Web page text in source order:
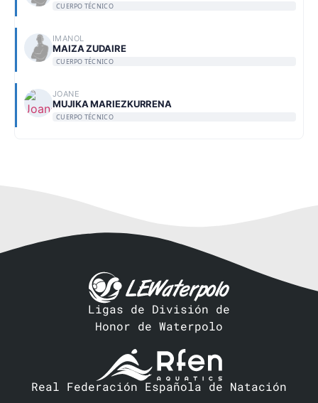
CUERPO TÉCNICO
IMANOL
MAIZA ZUDAIRE
CUERPO TÉCNICO
JOANE
MUJIKA MARIEZKURRENA
CUERPO TÉCNICO
Ligas de División de
Honor de Waterpolo
Real Federación Española de Natación